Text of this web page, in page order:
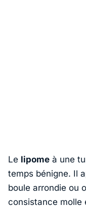
Le lipome à une
temps bénigne. Il
boule arrondie ou
consistance molle